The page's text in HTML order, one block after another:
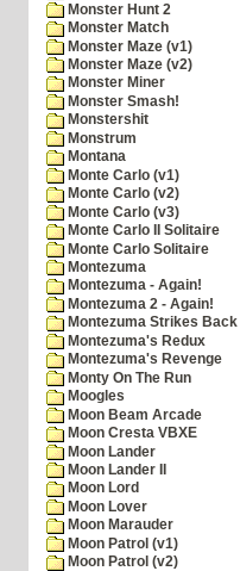
Monster Hunt 2
Monster Match
Monster Maze (v1)
Monster Maze (v2)
Monster Miner
Monster Smash!
Monstershit
Monstrum
Montana
Monte Carlo (v1)
Monte Carlo (v2)
Monte Carlo (v3)
Monte Carlo II Solitaire
Monte Carlo Solitaire
Montezuma
Montezuma - Again!
Montezuma 2 - Again!
Montezuma Strikes Back
Montezuma's Redux
Montezuma's Revenge
Monty On The Run
Moogles
Moon Beam Arcade
Moon Cresta VBXE
Moon Lander
Moon Lander II
Moon Lord
Moon Lover
Moon Marauder
Moon Patrol (v1)
Moon Patrol (v2)